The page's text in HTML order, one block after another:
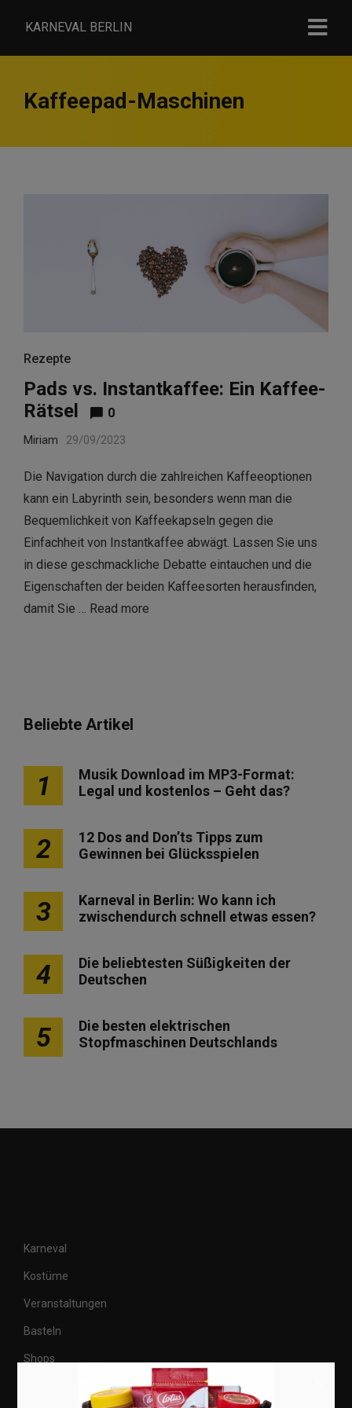
KARNEVAL BERLIN
Kaffeepad-Maschinen
Rezepte
Pads vs. Instantkaffee: Ein Kaffee-
Rätsel
0
Miriam 29/09/2023
Die Navigation durch die zahlreichen Kaffeeoptionen
kann ein Labyrinth sein, besonders wenn man die
Bequemlichkeit von Kaffeekapseln gegen die
Einfachheit von Instantkaffee abwägt. Lassen Sie uns
in diese geschmackliche Debatte eintauchen und die
Eigenschaften der beiden Kaffeesorten herausfinden,
damit Sie … Read more
Beliebte Artikel
1
Musik Download im MP3-Format:
Legal und kostenlos – Geht das?
2
12 Dos and Don’ts Tipps zum
Gewinnen bei Glücksspielen
3
Karneval in Berlin: Wo kann ich
zwischendurch schnell etwas essen?
4
Die beliebtesten Süßigkeiten der
Deutschen
5
Die besten elektrischen
Stopfmaschinen Deutschlands
Karneval
Kostüme
Veranstaltungen
Basteln
Shops